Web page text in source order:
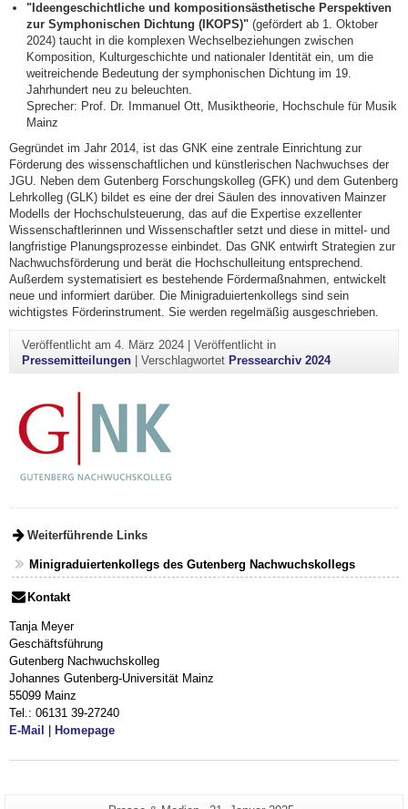
"Ideengeschichtliche und kompositionsästhetische Perspektiven
zur Symphonischen Dichtung (IKOPS)" (gefördert ab 1. Oktober
2024) taucht in die komplexen Wechselbeziehungen zwischen
Komposition, Kulturgeschichte und nationaler Identität ein, um die
weitreichende Bedeutung der symphonischen Dichtung im 19.
Jahrhundert neu zu beleuchten.
Sprecher: Prof. Dr. Immanuel Ott, Musiktheorie, Hochschule für Musik
Mainz
Gegründet im Jahr 2014, ist das GNK eine zentrale Einrichtung zur
Förderung des wissenschaftlichen und künstlerischen Nachwuchses der
JGU. Neben dem Gutenberg Forschungskolleg (GFK) und dem Gutenberg
Lehrkolleg (GLK) bildet es eine der drei Säulen des innovativen Mainzer
Modells der Hochschulsteuerung, das auf die Expertise exzellenter
Wissenschaftlerinnen und Wissenschaftler setzt und diese in mittel- und
langfristige Planungsprozesse einbindet. Das GNK entwirft Strategien zur
Nachwuchsförderung und berät die Hochschulleitung entsprechend.
Außerdem systematisiert es bestehende Fördermaßnahmen, entwickelt
neue und informiert darüber. Die Minigraduiertenkollegs sind sein
wichtigstes Förderinstrument. Sie werden regelmäßig ausgeschrieben.
Veröffentlicht am 4. März 2024| Veröffentlicht in
Pressemitteilungen| Verschlagwortet Pressearchiv 2024
Weiterführende Links
Minigraduiertenkollegs des Gutenberg Nachwuchskollegs
Kontakt
Tanja Meyer
Geschäftsführung
Gutenberg Nachwuchskolleg
Johannes Gutenberg-Universität Mainz
55099 Mainz
Tel.: 06131 39-27240
E-Mail
Homepage